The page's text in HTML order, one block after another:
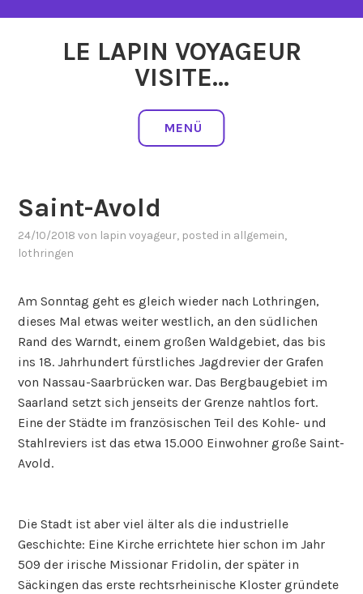
LE LAPIN VOYAGEUR
VISITE…
MENÜ
Saint-Avold
24/10/2018 von lapin voyageur, posted in allgemein,
lothringen
Am Sonntag geht es gleich wieder nach Lothringen,
dieses Mal etwas weiter westlich, an den südlichen
Rand des Warndt, einem großen Waldgebiet, das bis
ins 18. Jahrhundert fürstliches Jagdrevier der Grafen
von Nassau-Saarbrücken war. Das Bergbaugebiet im
Saarland setzt sich jenseits der Grenze nahtlos fort.
Eine der Städte im französischen Teil des Kohle- und
Stahlreviers ist das etwa 15.000 Einwohner große Saint-
Avold.
Die Stadt ist aber viel älter als die industrielle
Geschichte: Eine Kirche errichtete hier schon im Jahr
509 der irische Missionar Fridolin, der später in
Säckingen das erste rechtsrheinische Kloster gründete